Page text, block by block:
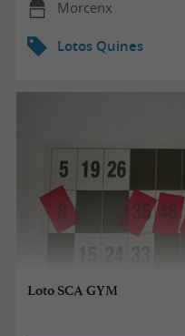
Morcenx
Lotos Quines
Loto SCA GYM